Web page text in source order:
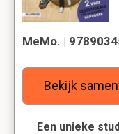
MeMo. |
Bekijk
Een unieke